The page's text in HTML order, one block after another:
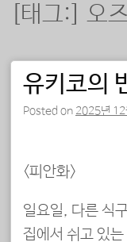
[태그:] 오
포스트 내비게이션
유키코의
Posted on 2025년 12
<피안화>
일요일, 다른 식
집에서 쉬고 있